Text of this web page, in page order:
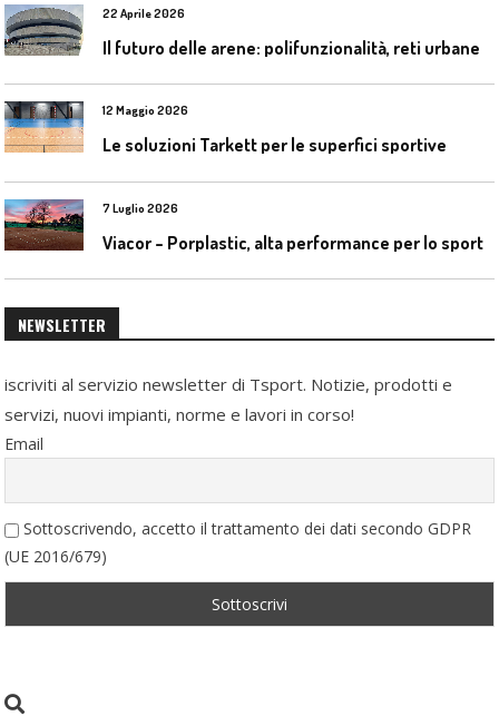
22 Aprile 2026
12 Maggio 2026
Le soluzioni Tarkett per le superfici sportive
7 Luglio 2026
Viacor – Porplastic, alta performance per lo sport
NEWSLETTER
iscriviti al servizio newsletter di Tsport. Notizie, prodotti e
servizi, nuovi impianti, norme e lavori in corso!
Email
Sottoscrivendo, accetto il trattamento dei dati secondo GDPR
(UE 2016/679)